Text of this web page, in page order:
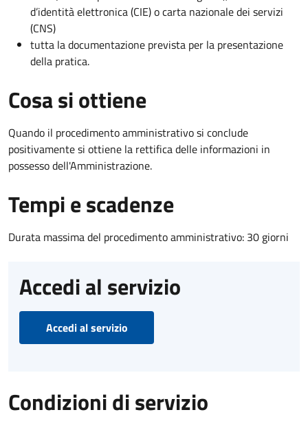
d’identità elettronica (CIE) o carta nazionale dei servizi
(CNS)
tutta la documentazione prevista per la presentazione
della pratica.
Cosa si ottiene
Quando il procedimento amministrativo si conclude
positivamente si ottiene la rettifica delle informazioni in
possesso dell'Amministrazione.
Tempi e scadenze
Durata massima del procedimento amministrativo: 30 giorni
Accedi al servizio
Accedi al servizio
Condizioni di servizio